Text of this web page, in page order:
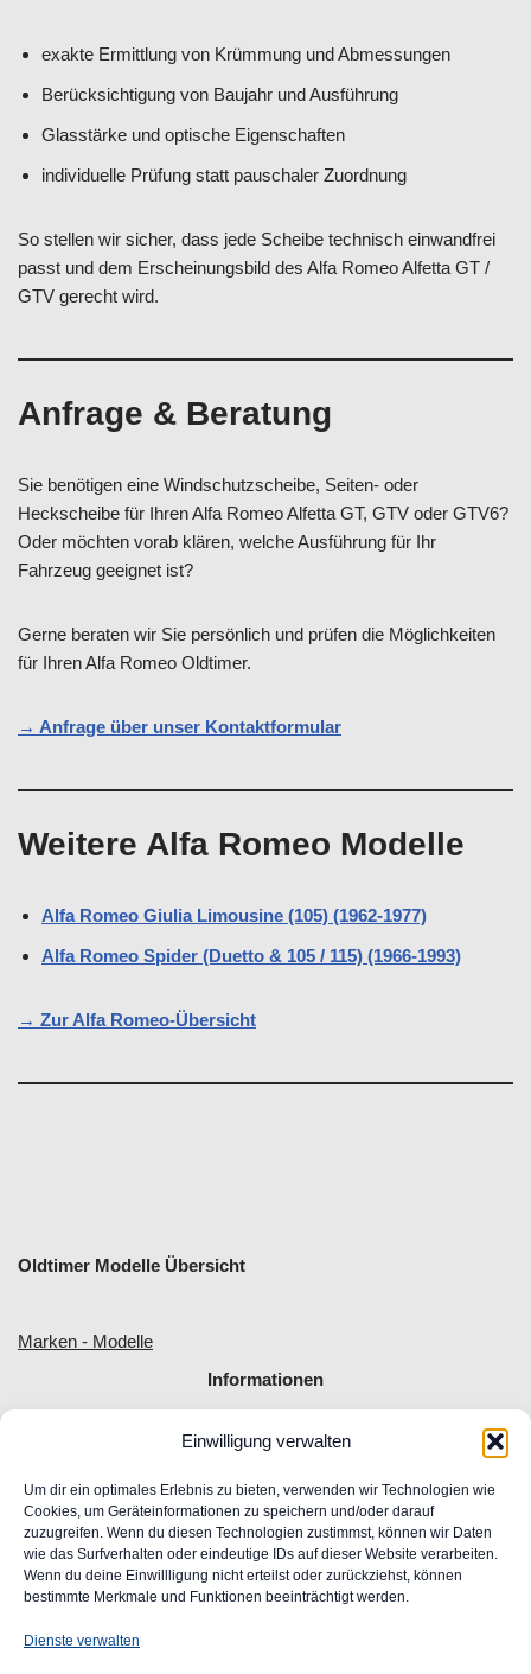
Einwilligung verwalten
Um dir ein optimales Erlebnis zu bieten, verwenden wir Technologien wie
Cookies, um Geräteinformationen zu speichern und/oder darauf
zuzugreifen. Wenn du diesen Technologien zustimmst, können wir Daten
wie das Surfverhalten oder eindeutige IDs auf dieser Website verarbeiten.
Wenn du deine Einwillligung nicht erteilst oder zurückziehst, können
bestimmte Merkmale und Funktionen beeinträchtigt werden.
Dienste verwalten
exakte Ermittlung von Krümmung und Abmessungen
Berücksichtigung von Baujahr und Ausführung
Glasstärke und optische Eigenschaften
individuelle Prüfung statt pauschaler Zuordnung
So stellen wir sicher, dass jede Scheibe technisch einwandfrei
passt und dem Erscheinungsbild des Alfa Romeo Alfetta GT /
GTV gerecht wird.
Anfrage & Beratung
Sie benötigen eine Windschutzscheibe, Seiten- oder
Heckscheibe für Ihren Alfa Romeo Alfetta GT, GTV oder GTV6?
Oder möchten vorab klären, welche Ausführung für Ihr
Fahrzeug geeignet ist?
Gerne beraten wir Sie persönlich und prüfen die Möglichkeiten
für Ihren Alfa Romeo Oldtimer.
→ Anfrage über unser Kontaktformular
Weitere Alfa Romeo Modelle
Alfa Romeo Giulia Limousine (105) (1962-1977)
Alfa Romeo Spider (Duetto & 105 / 115) (1966-1993)
→ Zur Alfa Romeo-Übersicht
Oldtimer Modelle Übersicht
Marken - Modelle
Informationen
Allgemeine Geschäftsbedingungen
Impressum
Widerrufsrecht
Datenschutz
FAQ
Unser Engagement für Barrierefreiheit im Web
Ansprechpartner